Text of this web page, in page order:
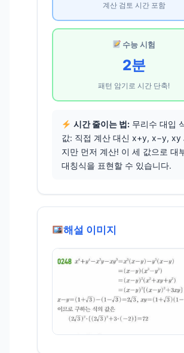
계산 검토 시간 포함
수능 시험
2분
패턴 암기로 시간 단축!
시간 줄이는 법:무리수 대입
값: 직접 계산 대신 x+y, x−y, xy
지만 먼저 계산! 이 세 값으로 대
대칭식을 표현할 수 있습니다.
해설 이미지